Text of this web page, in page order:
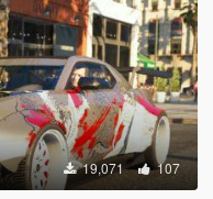
19,071 107